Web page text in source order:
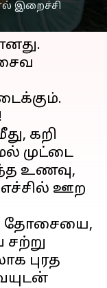
இறைச்சி
கறி
முட்டை
உணவு,
எச்சில் ஊற
தோசையை,
சற்று
புரத